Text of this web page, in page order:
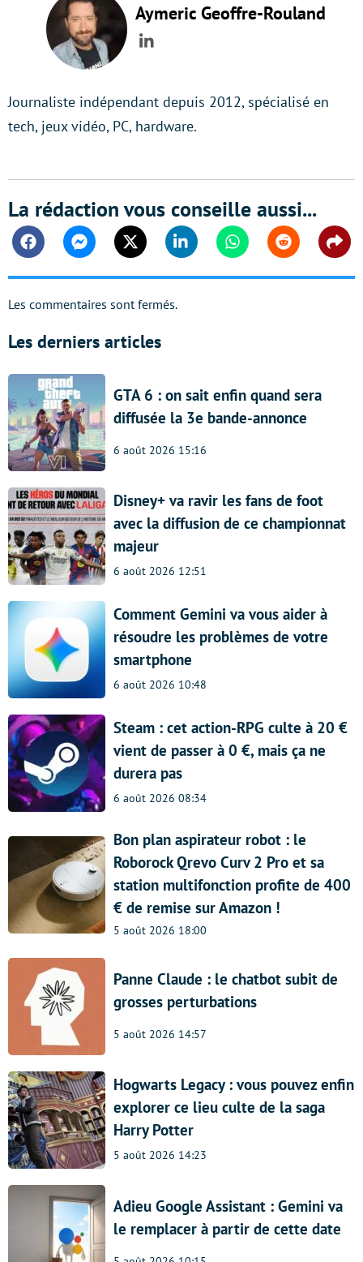
Aymeric Geoffre-Rouland
LinkedIn
Journaliste indépendant depuis 2012, spécialisé en
tech, jeux vidéo, PC, hardware.
La rédaction vous conseille aussi...
FacebookMessengerTwitter Linkedin WhatsappReddit
Les commentaires sont fermés.
Les derniers articles
GTA 6 : on sait enfin quand sera
diffusée la 3e bande-annonce
6 août 2026 15:16
Disney+ va ravir les fans de foot
avec la diffusion de ce championnat
majeur
6 août 2026 12:51
Comment Gemini va vous aider à
résoudre les problèmes de votre
smartphone
6 août 2026 10:48
Steam : cet action-RPG culte à 20 €
vient de passer à 0 €, mais ça ne
durera pas
6 août 2026 08:34
Bon plan aspirateur robot : le
Roborock Qrevo Curv 2 Pro et sa
station multifonction profite de 400
€ de remise sur Amazon !
5 août 2026 18:00
Panne Claude : le chatbot subit de
grosses perturbations
5 août 2026 14:57
Hogwarts Legacy : vous pouvez enfin
explorer ce lieu culte de la saga
Harry Potter
5 août 2026 14:23
Adieu Google Assistant : Gemini va
le remplacer à partir de cette date